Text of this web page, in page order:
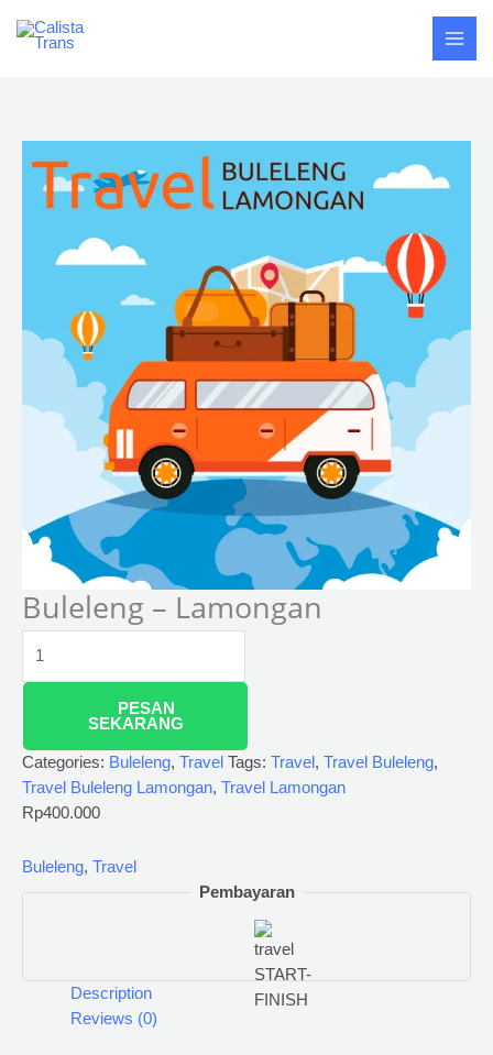
Buleleng – Lamongan
-
PESAN
SEKARANG
Categories: Buleleng, Travel Tags: Travel , Travel Buleleng,
Travel Buleleng Lamongan, Travel Lamongan
Rp400.000
Buleleng, Travel
Pembayaran
Description
Reviews (0)